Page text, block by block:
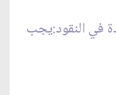
في النقود:يجب